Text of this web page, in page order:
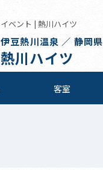
イベント | 熱川ハイツ
伊豆熱川温泉 ／ 静岡県
熱川ハイツ
客室